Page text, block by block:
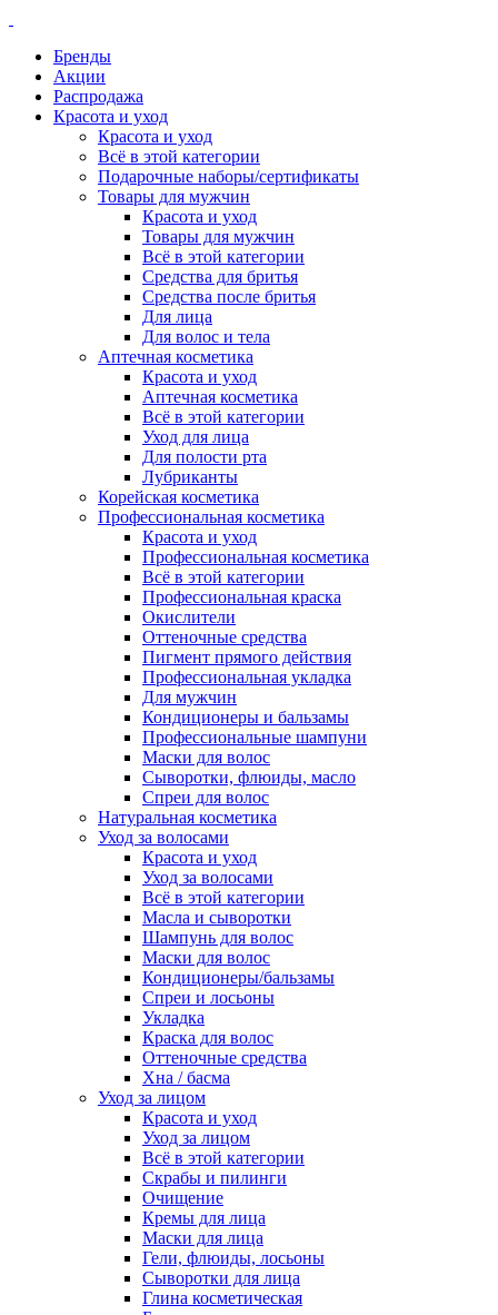
Бренды
Акции
Распродажа
Красота и уход
Красота и уход
Всё в этой категории
Подарочные наборы/сертификаты
Товары для мужчин
Красота и уход
Товары для мужчин
Всё в этой категории
Средства для бритья
Средства после бритья
Для лица
Для волос и тела
Аптечная косметика
Красота и уход
Аптечная косметика
Всё в этой категории
Уход для лица
Для полости рта
Лубриканты
Корейская косметика
Профессиональная косметика
Красота и уход
Профессиональная косметика
Всё в этой категории
Профессиональная краска
Окислители
Оттеночные средства
Пигмент прямого действия
Профессиональная укладка
Для мужчин
Кондиционеры и бальзамы
Профессиональные шампуни
Маски для волос
Сыворотки, флюиды, масло
Спреи для волос
Натуральная косметика
Уход за волосами
Красота и уход
Уход за волосами
Всё в этой категории
Масла и сыворотки
Шампунь для волос
Маски для волос
Кондиционеры/бальзамы
Спреи и лосьоны
Укладка
Краска для волос
Оттеночные средства
Хна / басма
Уход за лицом
Красота и уход
Уход за лицом
Всё в этой категории
Скрабы и пилинги
Очищение
Кремы для лица
Маски для лица
Гели, флюиды, лосьоны
Сыворотки для лица
Глина косметическая